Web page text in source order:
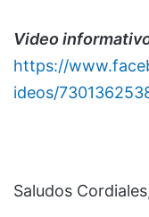
Video
https://
ideos/
Saludos